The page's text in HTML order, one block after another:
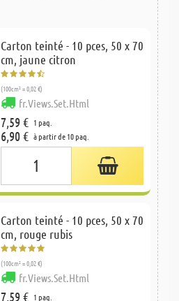
Carton teinté - 10 pces, 50 x 70
cm, jaune citron
(100cm² = 0,02 €)
fr.Views.Set.Html
7,59 € 1 paq.
6,90 € à partir de 10 paq.
Carton teinté - 10 pces, 50 x 70
cm, rouge rubis
(100cm² = 0,02 €)
fr.Views.Set.Html
7,59 € 1 paq.